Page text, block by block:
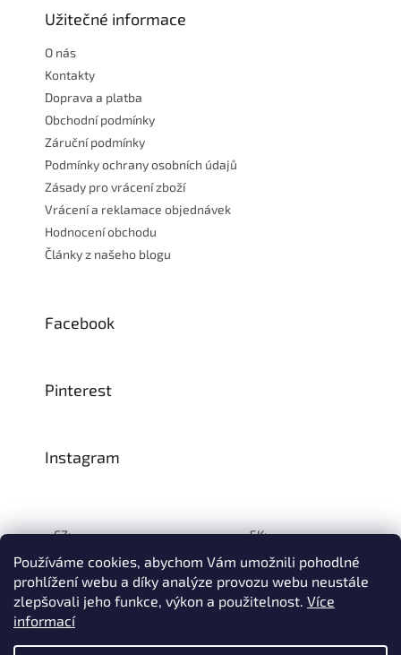
Používáme cookies, abychom Vám umožnili pohodlné
prohlížení webu a díky analýze provozu webu neustále
zlepšovali jeho funkce, výkon a použitelnost. Více
informací
Užitečné informace
O nás
Kontakty
Doprava a platba
Obchodní podmínky
Záruční podmínky
Podmínky ochrany osobních údajů
Zásady pro vrácení zboží
Vrácení a reklamace objednávek
Hodnocení obchodu
Články z našeho blogu
Facebook
Pinterest
Instagram
CZ: SK:
Vytvořil Shoptet
© 1993–2026INTEA SERVICE s.r.o.Všechna práva vyhrazena.